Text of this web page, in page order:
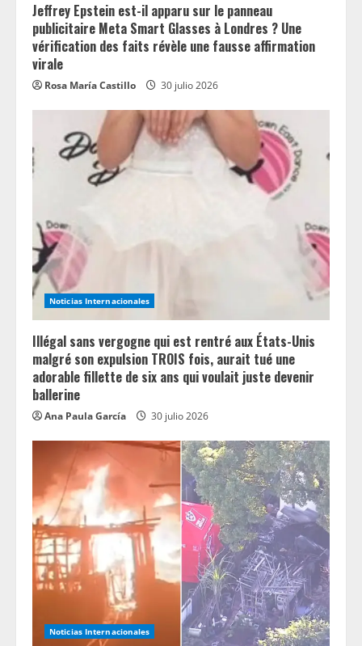
Jeffrey Epstein est-il apparu sur le panneau
publicitaire Meta Smart Glasses à Londres ? Une
vérification des faits révèle une fausse affirmation
virale
Rosa María Castillo 30 julio 2026
Noticias Internacionales
Illégal sans vergogne qui est rentré aux États-Unis
malgré son expulsion TROIS fois, aurait tué une
adorable fillette de six ans qui voulait juste devenir
ballerine
Ana Paula García 30 julio 2026
Noticias Internacionales